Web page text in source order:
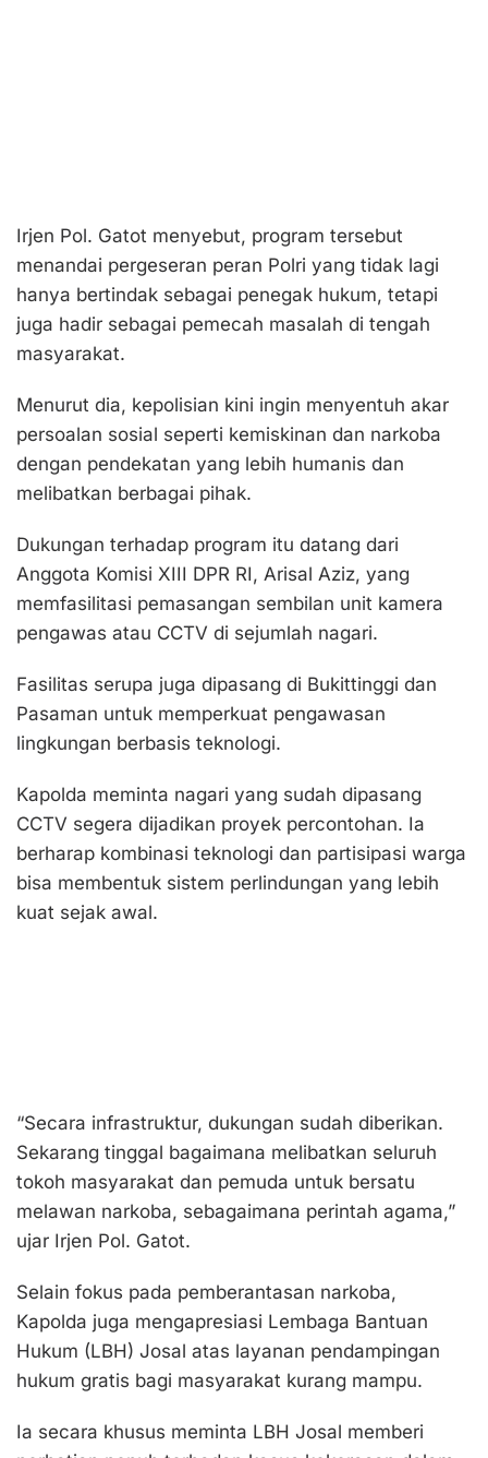
Irjen Pol. Gatot menyebut, program tersebut
menandai pergeseran peran Polri yang tidak lagi
hanya bertindak sebagai penegak hukum, tetapi
juga hadir sebagai pemecah masalah di tengah
masyarakat.
Menurut dia, kepolisian kini ingin menyentuh akar
persoalan sosial seperti kemiskinan dan narkoba
dengan pendekatan yang lebih humanis dan
melibatkan berbagai pihak.
Dukungan terhadap program itu datang dari
Anggota Komisi XIII DPR RI, Arisal Aziz, yang
memfasilitasi pemasangan sembilan unit kamera
pengawas atau CCTV di sejumlah nagari.
Fasilitas serupa juga dipasang di Bukittinggi dan
Pasaman untuk memperkuat pengawasan
lingkungan berbasis teknologi.
Kapolda meminta nagari yang sudah dipasang
CCTV segera dijadikan proyek percontohan. Ia
berharap kombinasi teknologi dan partisipasi warga
bisa membentuk sistem perlindungan yang lebih
kuat sejak awal.
“Secara infrastruktur, dukungan sudah diberikan.
Sekarang tinggal bagaimana melibatkan seluruh
tokoh masyarakat dan pemuda untuk bersatu
melawan narkoba, sebagaimana perintah agama,”
ujar Irjen Pol. Gatot.
Selain fokus pada pemberantasan narkoba,
Kapolda juga mengapresiasi Lembaga Bantuan
Hukum (LBH) Josal atas layanan pendampingan
hukum gratis bagi masyarakat kurang mampu.
Ia secara khusus meminta LBH Josal memberi